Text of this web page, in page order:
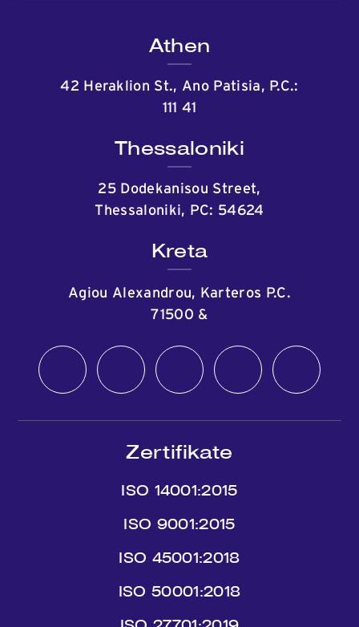
Athen
42 Heraklion St., Ano Patisia, P.C.:
111 41
Thessaloniki
25 Dodekanisou Street,
Thessaloniki, PC: 54624
Kreta
Agiou Alexandrou, Karteros P.C.
71500 &
Zertifikate
ISO 14001:2015
ISO 9001:2015
ISO 45001:2018
ISO 50001:2018